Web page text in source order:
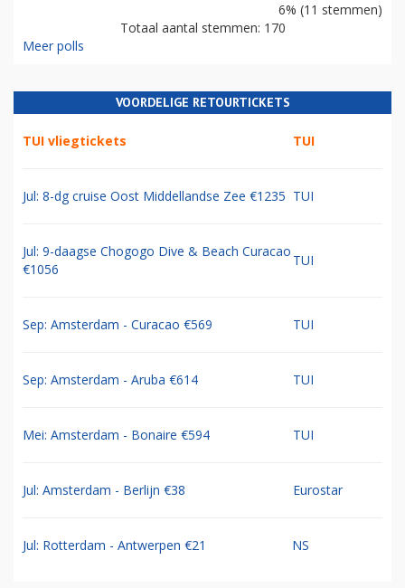
6% (11 stemmen)
Totaal aantal stemmen: 170
Meer polls
VOORDELIGE RETOURTICKETS
TUI vliegtickets TUI
Jul: 8-dg cruise Oost Middellandse Zee €1235 TUI
Jul: 9-daagse Chogogo Dive & Beach Curacao
€1056
TUI
Sep: Amsterdam - Curacao €569 TUI
Sep: Amsterdam - Aruba €614 TUI
Mei: Amsterdam - Bonaire €594 TUI
Jul: Amsterdam - Berlijn €38 Eurostar
Jul: Rotterdam - Antwerpen €21 NS